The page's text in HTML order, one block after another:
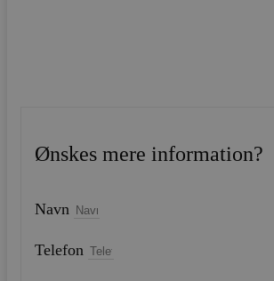
Ønskes mere information?
Navn
Telefon